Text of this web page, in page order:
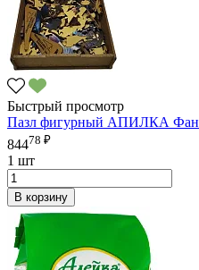
Быстрый просмотр
Пазл фигурный АПИЛКА
84478 ₽
1 шт
В корзину